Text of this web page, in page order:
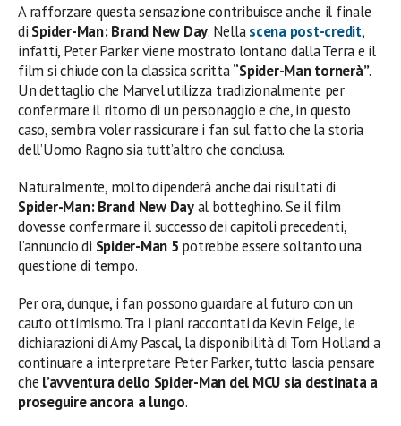
A rafforzare questa sensazione contribuisce anche il finale
di Spider-Man: Brand New Day. Nellascena post-credit,
infatti, Peter Parker viene mostrato lontano dalla Terra e il
film si chiude con la classica scritta“Spider-Man tornerà”.
Un dettaglio che Marvel utilizza tradizionalmente per
confermare il ritorno di un personaggio e che, in questo
caso, sembra voler rassicurare i fan sul fatto che la storia
dell’Uomo Ragno sia tutt’altro che conclusa.
Naturalmente, molto dipenderà anche dai risultati di
Spider-Man: Brand New Dayal botteghino. Se il film
dovesse confermare il successo dei capitoli precedenti,
l’annuncio di Spider-Man 5 potrebbe essere soltanto una
questione di tempo.
Per ora, dunque, i fan possono guardare al futuro con un
cauto ottimismo. Tra i piani raccontati da Kevin Feige, le
dichiarazioni di Amy Pascal, la disponibilità di Tom Holland a
continuare a interpretare Peter Parker, tutto lascia pensare
che l’avventura dello Spider-Man del MCU sia destinata a
proseguire ancora a lungo.